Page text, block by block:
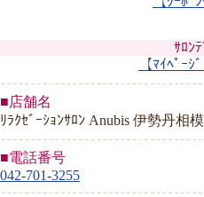
ｻﾛﾝ
【ﾏｲﾍﾟｰｼ
■店舗名
ﾘﾗｸｾﾞｰｼｮﾝｻﾛﾝ Anubis 伊勢丹相
■電話番号
042-701-3255